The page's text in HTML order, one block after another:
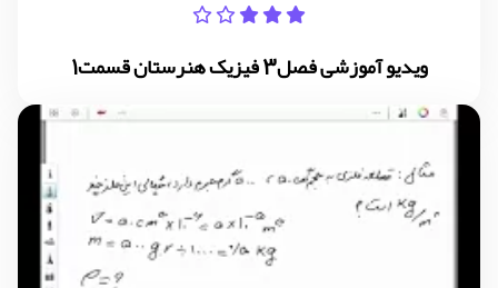
ویدیو آموزشی فصل3 فیزیک هنرستان قسمت1